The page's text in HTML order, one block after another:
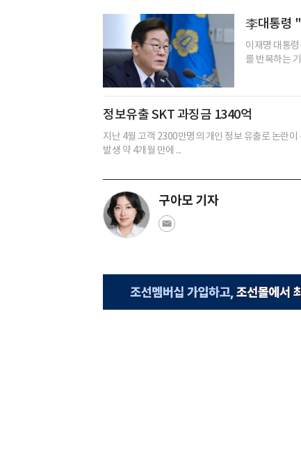
李대통령
이재명 대통
를 반복하는
정보유출 SKT 과징금 1340억
지난 4월 고객 2300만명의 개인 정보 유출로 논란
발생 약 4개월 만에 ...
구아모 기자